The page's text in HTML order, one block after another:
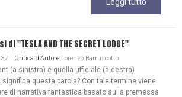
"TESLA AND THE SECRET LODGE"
Critica d'Autore Lorenzo Barruscotto
(a sinistra) e quella ufficiale (a destra)
significa questa parola? Con tale termine viene
di narrativa fantastica basato sulla premessa